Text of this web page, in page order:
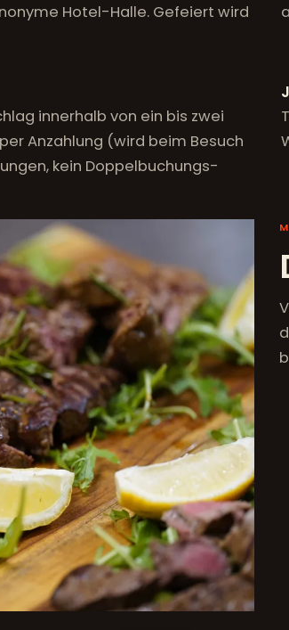
Hotel-Halle. Gefeiert wird
innerhalb von ein bis zwei
Anzahlung (wird beim Besuch
kein Doppelbuchungs-